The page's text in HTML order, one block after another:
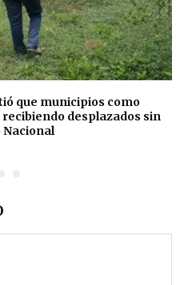
que municipios como
desplazados sin
Nacional